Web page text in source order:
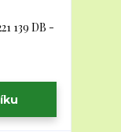
139 DB -